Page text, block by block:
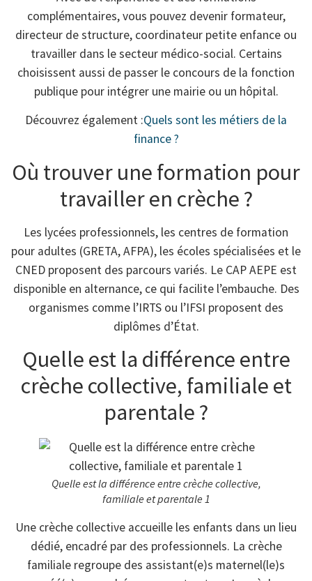
complémentaires, vous pouvez devenir formateur,
directeur de structure, coordinateur petite enfance ou
travailler dans le secteur médico-social. Certains
choisissent aussi de passer le concours de la fonction
publique pour intégrer une mairie ou un hôpital.
Découvrez également :Quels sont les métiers de la
finance ?
Où trouver une formation pour
travailler en crèche ?
Les lycées professionnels, les centres de formation
pour adultes (GRETA, AFPA), les écoles spécialisées et le
CNED proposent des parcours variés. Le CAP AEPE est
disponible en alternance, ce qui facilite l’embauche. Des
organismes comme l’IRTS ou l’IFSI proposent des
diplômes d’État.
Quelle est la différence entre
crèche collective, familiale et
parentale ?
Quelle est la différence entre crèche collective,
familiale et parentale 1
Une crèche collective accueille les enfants dans un lieu
dédié, encadré par des professionnels. La crèche
familiale regroupe des assistant(e)s maternel(le)s